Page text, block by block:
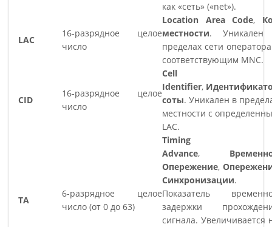
как сеть ( net ).
LAC
16-разрядное целое
число
Location Area Code,
местности. Уникален
пределах сети
соответствующим MNC.
CID
16-разрядное целое
число
Cell
Identifier,
соты. Уникален в
местности с
LAC.
TA
6-разрядное целое
число (от 0 до 63)
Timing
Advance,
Опережение,
Синхронизации.
Показатель
задержки
сигнала. Увеличивается